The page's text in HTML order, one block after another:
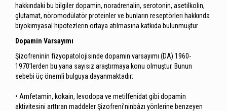
hakkındaki bu bilgiler dopamin, noradrenalin, serotonin, asetilkolin,
glutamat, nöromodülatör proteinler ve bunların reseptörleri hakkında
biyokimyasal hipotezlerin ortaya atılmasına katkıda bulunmuştur.
Dopamin Varsayımı
Şizofreninin fizyopatolojisinde dopamin varsayımı (DA) 1960-
1970’lerden bu yana sayısız araştırmaya konu olmuştur. Bunun
sebebi üç önemli bulguya dayanmaktadır:
• Amfetamin, kokain, levodopa ve metilfenidat gibi dopamin
aktivitesini arttıran maddeler Şizofreni’ninbâzı yönlerine benzeyen